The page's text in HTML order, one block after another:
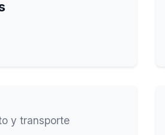
y transporte